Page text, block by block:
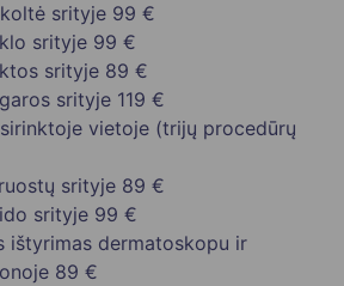
srityje 99 €
srityje 99 €
srityje 89 €
srityje 119 €
vietoje (trijų procedūrų
srityje 89 €
srityje 99 €
ištyrimas dermatoskopu ir
89 €